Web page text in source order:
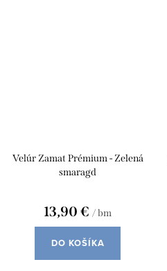
Velúr Zamat Prémium - Zelená
smaragd
13,90 € / bm
DO KOŠÍKA